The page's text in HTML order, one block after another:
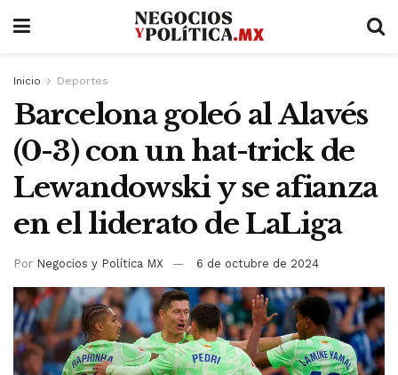
Inicio Deportes
Barcelona goleó al Alavés
(0-3) con un hat-trick de
Lewandowski y se afianza
en el liderato de LaLiga
Por Negocios y Política MX 6 de octubre de 2024